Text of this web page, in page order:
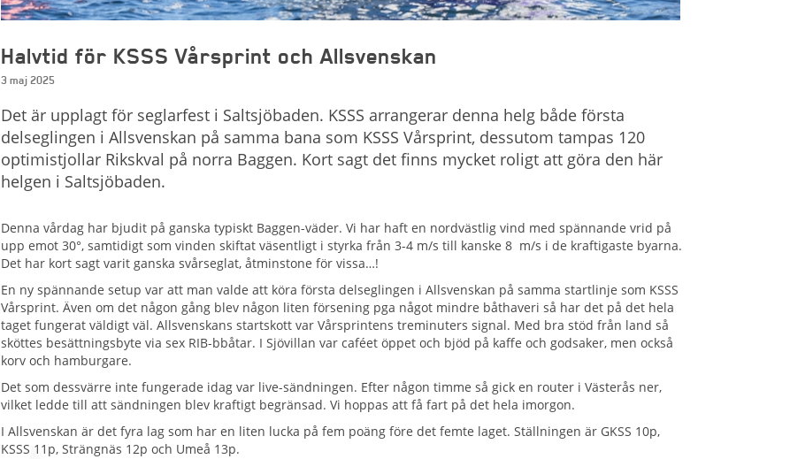
Halvtid för KSSS Vårsprint och Allsvenskan
3 maj 2025
Det är upplagt för seglarfest i Saltsjöbaden. KSSS arrangerar denna helg både första
delseglingen i Allsvenskan på samma bana som KSSS Vårsprint, dessutom tampas 120
optimistjollar Rikskval på norra Baggen. Kort sagt det finns mycket roligt att göra den här
helgen i Saltsjöbaden.
Denna vårdag har bjudit på ganska typiskt Baggen-väder. Vi har haft en nordvästlig vind med spännande vrid på
upp emot 30°, samtidigt som vinden skiftat väsentligt i styrka från 3-4 m/s till kanske 8 m/s i de kraftigaste byarna.
Det har kort sagt varit ganska svårseglat, åtminstone för vissa…!
En ny spännande setup var att man valde att köra första delseglingen i Allsvenskan på samma startlinje som KSSS
Vårsprint. Även om det någon gång blev någon liten försening pga något mindre båthaveri så har det på det hela
taget fungerat väldigt väl. Allsvenskans startskott var Vårsprintens treminuters signal. Med bra stöd från land så
sköttes besättningsbyte via sex RIB-bbåtar. I Sjövillan var caféet öppet och bjöd på kaffe och godsaker, men också
korv och hamburgare.
Det som dessvärre inte fungerade idag var live-sändningen. Efter någon timme så gick en router i Västerås ner,
vilket ledde till att sändningen blev kraftigt begränsad. Vi hoppas att få fart på det hela imorgon.
I Allsvenskan är det fyra lag som har en liten lucka på fem poäng före det femte laget. Ställningen är GKSS 10p,
KSSS 11p, Strängnäs 12p och Umeå 13p.